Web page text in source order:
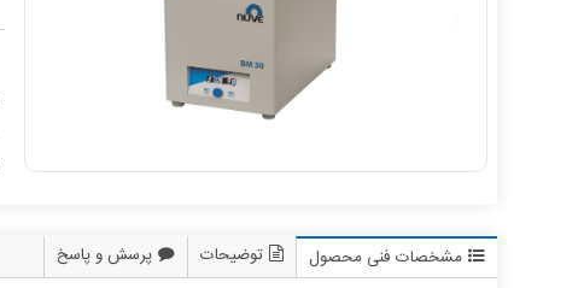
مشخصات فنی محصول توضیحات پرسش و پاسخ